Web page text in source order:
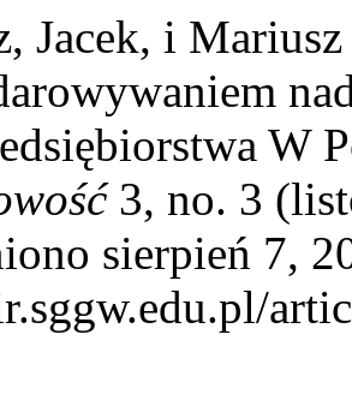
Jacek, i
W
3, no. 3
sierpień 7,